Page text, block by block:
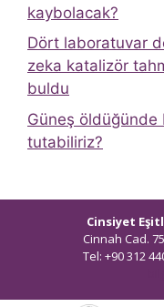
kaybolacak?
Dört laboratuvar
zeka katalizör
buldu
Güneş öldüğünde
tutabiliriz?
Cinsiyet
Cinnah Cad.
Tel: +90 312